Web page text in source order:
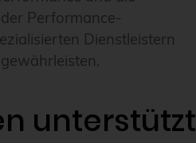
Performance-
Dienstleistern
unterstützt